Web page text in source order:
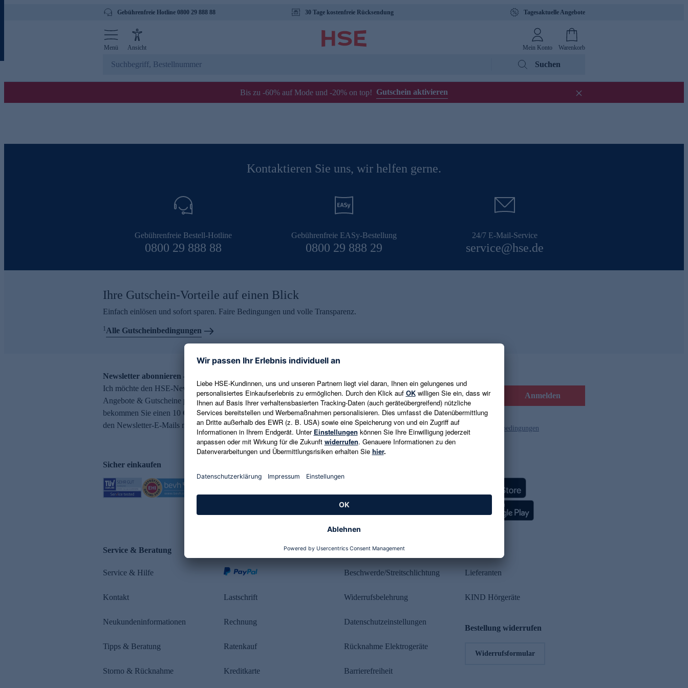
Gebührenfreie Hotline 0800 29 888 88 30 Tage kostenfreie Rücksendung Tagesaktuelle Angebote
Menü Ansicht Mein Konto Warenkorb
Suchen
Bis zu -60% auf Mode und -20% on top! Gutschein aktivieren
Kontaktieren Sie uns, wir helfen gerne.
Gebührenfreie Bestell-Hotline
0800 29 888 88
Gebührenfreie EASy-Bestellung
0800 29 888 29
24/7 E-Mail-Service
service@hse.de
Ihre Gutschein-Vorteile auf einen Blick
Einfach einlösen und sofort sparen. Faire Bedingungen und volle Transparenz.
1Alle Gutscheinbedingungen
Newsletter abonnieren – 10 € Gutschein erhalten
Ich möchte den HSE-Newsletter abonnieren und aktuelle Trends,
Angebote & Gutscheine per E-Mail erhalten. Als Dankeschön
bekommen Sie einen 10 € Gutschein. Eine Abmeldung ist jederzeit in
den Newsletter-E-Mails möglich.
E-Mail-Adresse eingeben Anmelden
Es gelten die Datenschutzrichtlinien und die Gutscheinbedingungen
Sicher einkaufen
Service & Beratung
Service & Hilfe
Kontakt
Neukundeninformationen
Tipps & Beratung
Storno & Rücknahme
Lastschrift
Rechnung
Ratenkauf
Kreditkarte
Rechtliches
Beschwerde/Streitschlichtung
Widerrufsbelehrung
Datenschutzeinstellungen
Rücknahme Elektrogeräte
Barrierefreiheit
Lieferanten
KIND Hörgeräte
Bestellung widerrufen
Widerrufsformular